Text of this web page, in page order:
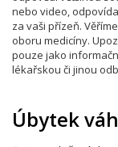
nebo video,
za vaši přízeň.
oboru medicíny.
pouze jako
lékařskou či jinou
Úbytek